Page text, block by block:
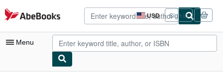
Skip to main content
AbeBooks.com USD
Site
shopping
preferences
Sign in
Menu